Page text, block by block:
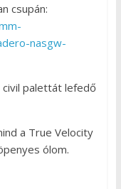
csupán:
nasgw-
civil palettát lefedő
a True Velocity
ólom.